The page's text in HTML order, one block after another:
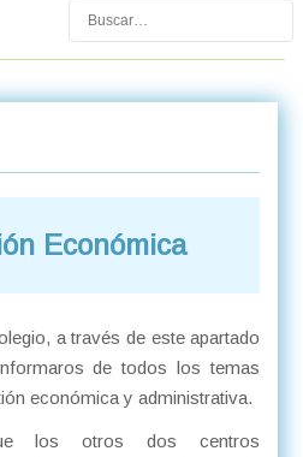
Buscar
Económica
a través de este apartado
de todos los temas
económica y administrativa.
los otros dos centros